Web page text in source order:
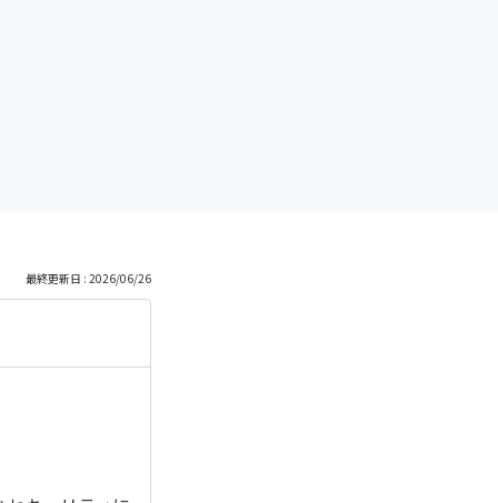
最終更新日 : 2026/06/26